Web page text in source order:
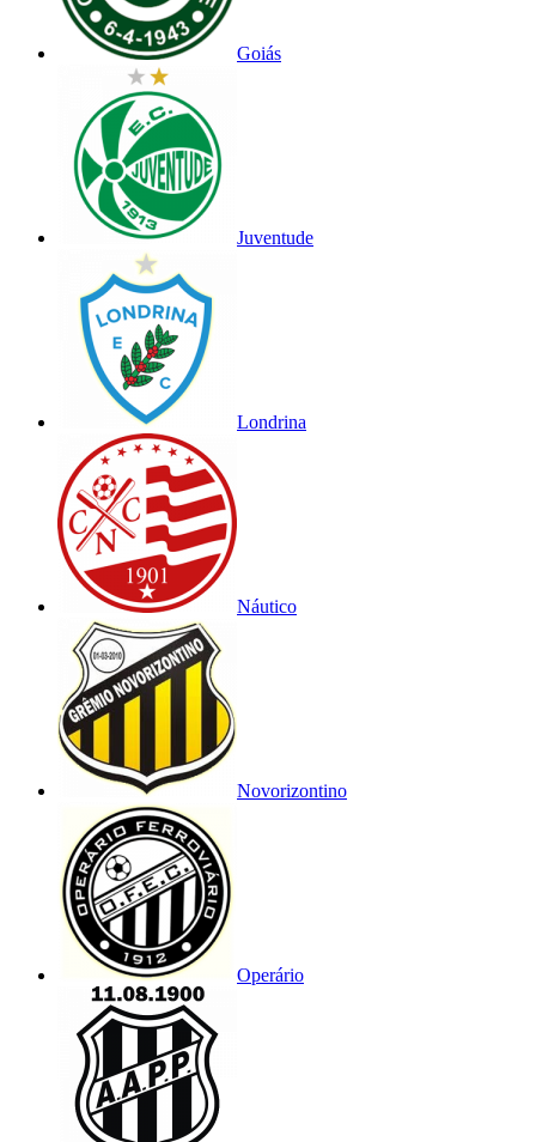
Goiás
Juventude
Londrina
Náutico
Novorizontino
Operário